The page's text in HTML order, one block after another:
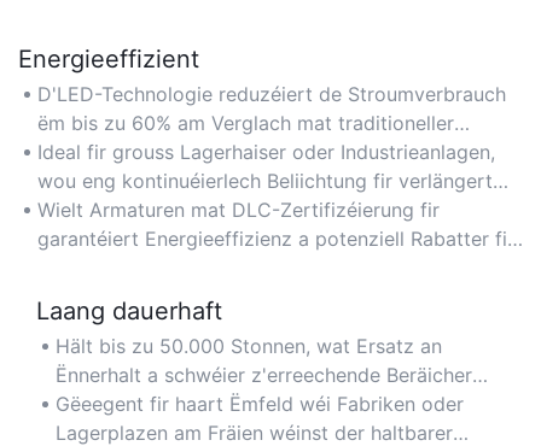
Energieeffizient
D'LED-Technologie reduzéiert de Stroumverbrauch
ëm bis zu 60% am Verglach mat traditioneller
Beliichtung, wouduerch d'Stroumkäschte däitlech
erofgesat ginn.
Ideal fir grouss Lagerhaiser oder Industrieanlagen,
wou eng kontinuéierlech Beliichtung fir verlängert
Stonnen erfuerderlech ass.
Wielt Armaturen mat DLC-Zertifizéierung fir
garantéiert Energieeffizienz a potenziell Rabatter fir
Laang dauerhaft
Hält bis zu 50.000 Stonnen, wat Ersatz an
Ënnerhalt a schwéier z'erreechende Beräicher
miniméiert.
Gëeegent fir haart Ëmfeld wéi Fabriken oder
Lagerplazen am Fräien wéinst der haltbarer